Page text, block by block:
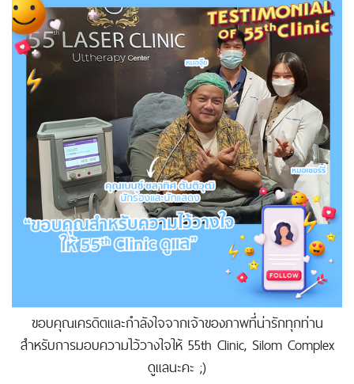
ขอบคุณเครดิตและกำลังใจจากเจ้าของภาพที่น่ารักทุกท่าน
สำหรับการมอบความไว้วางใจให้ 55th Clinic, Silom Complex
ดูแลนะคะ ;)